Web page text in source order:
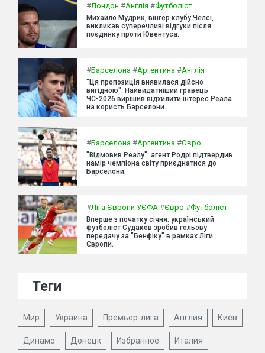
#Лондон #Англія #Футболіст
Михайло Мудрик, вінгер клубу Челсі,
викликав суперечливі відгуки після
поєдинку проти Ювентуса.
#Барселона #Аргентина #Англія
"Ця пропозиція виявилася дійсно
вигідною". Найвидатніший гравець
ЧС-2026 вирішив відхилити інтерес Реала
на користь Барселони.
#Барселона #Аргентина #Євро
"Відмовив Реалу": агент Родрі підтвердив
намір чемпіона світу приєднатися до
Барселони.
#Ліга Європи УЄФА #Євро #Футболіст
Вперше з початку січня: український
футболіст Судаков зробив гольову
передачу за "Бенфіку" в рамках Ліги
Європи.
Теги
Мир Украина Премьер-лига Англия Киев
Динамо Донецк Избранное Италия